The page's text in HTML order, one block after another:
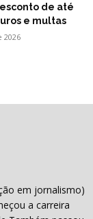
de até
e multas
2026
em jornalismo)
a carreira